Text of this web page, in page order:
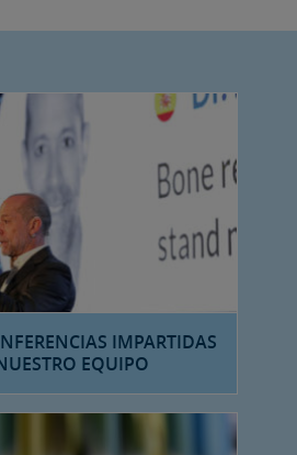
IMPARTIDAS
EQUIPO